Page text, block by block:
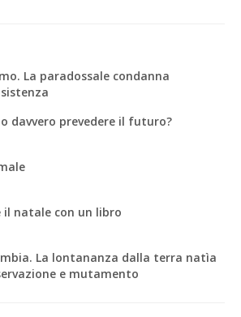
La paradossale condanna
davvero prevedere il futuro?
il natale con un libro
La lontananza dalla terra natìa
e mutamento